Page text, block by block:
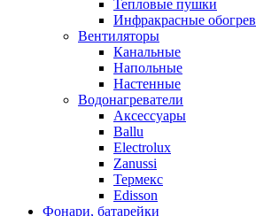
Тепловые пушки
Инфракрасные
Вентиляторы
Канальные
Напольные
Настенные
Водонагреватели
Аксессуары
Ballu
Electrolux
Zanussi
Термекс
Edisson
Фонари, батарейки